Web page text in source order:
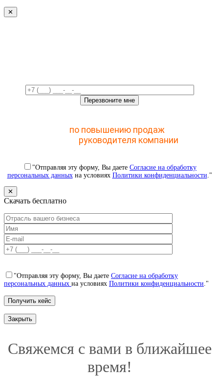
✕
по повышению продаж
руководителя компании
"Отправляя эту форму, Вы даете Согласие на обработку
персональных данныхна условиях Политики конфиденциальности ."
✕
Скачать бесплатно
"Отправляя эту форму, Вы даете Согласие на обработку
персональных данных на условиях Политики конфиденциальности ."
Закрыть
Свяжемся с вами в ближайшее
время!